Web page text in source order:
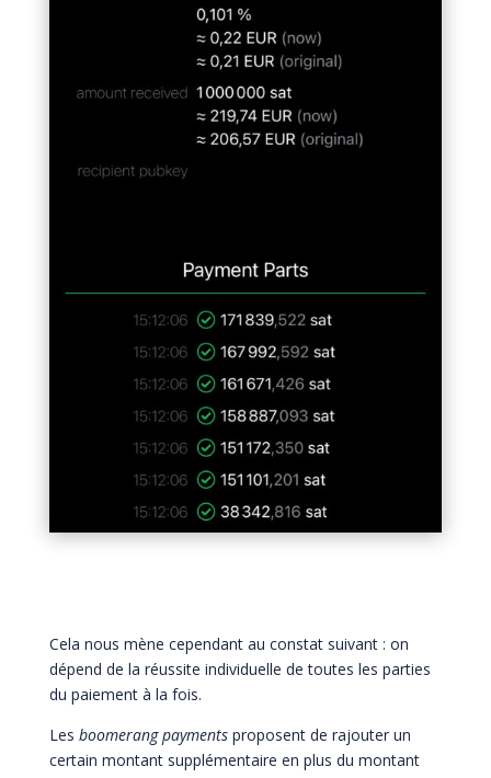
Cela nous mène cependant au constat suivant : on
dépend de la réussite individuelle de toutes les parties
du paiement à la fois.
Les boomerang paymentsproposent de rajouter un
certain montant supplémentaire en plus du montant